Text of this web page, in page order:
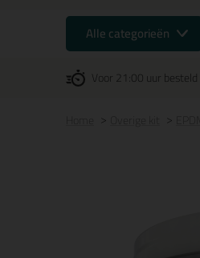
Alle categorieën
Voor 21:00 uur besteld